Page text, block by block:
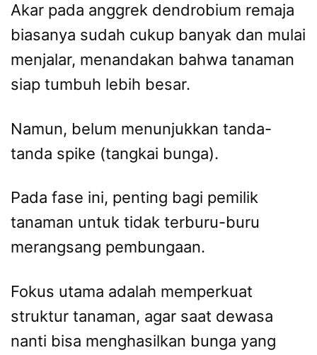
Akar pada anggrek dendrobium remaja
biasanya sudah cukup banyak dan mulai
menjalar, menandakan bahwa tanaman
siap tumbuh lebih besar.
Namun, belum menunjukkan tanda-
tanda spike (tangkai bunga).
Pada fase ini, penting bagi pemilik
tanaman untuk tidak terburu-buru
merangsang pembungaan.
Fokus utama adalah memperkuat
struktur tanaman, agar saat dewasa
nanti bisa menghasilkan bunga yang